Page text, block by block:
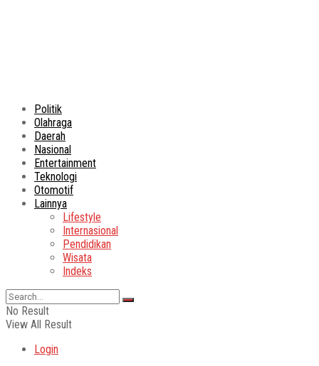
Politik
Olahraga
Daerah
Nasional
Entertainment
Teknologi
Otomotif
Lainnya
Lifestyle
Internasional
Pendidikan
Wisata
Indeks
No Result
View All Result
Login